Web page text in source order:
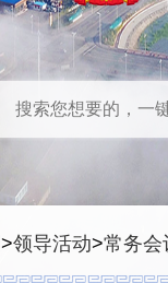
>领导活动>常务会